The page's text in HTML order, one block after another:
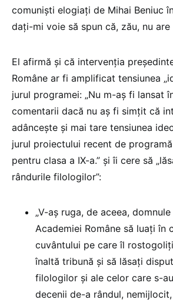
comuniști elogiați de Mihai Beniuc
dați-mi voie să spun că, zău, nu are
El afirmă și că intervenția
Române ar fi amplificat tensiunea
jurul programei: „Nu m-aș fi lansat
comentarii dacă nu aș fi simțit că
adâncește și mai tare tensiunea
jurul proiectului recent de
pentru clasa a IX-a.” și îi cere să
rândurile filologilor”:
„V-aș ruga, de aceea,
Academiei Române să luați în
cuvântului pe care îl
înaltă tribună și să lăsați
filologilor și ale celor care s-
decenii de-a rândul,